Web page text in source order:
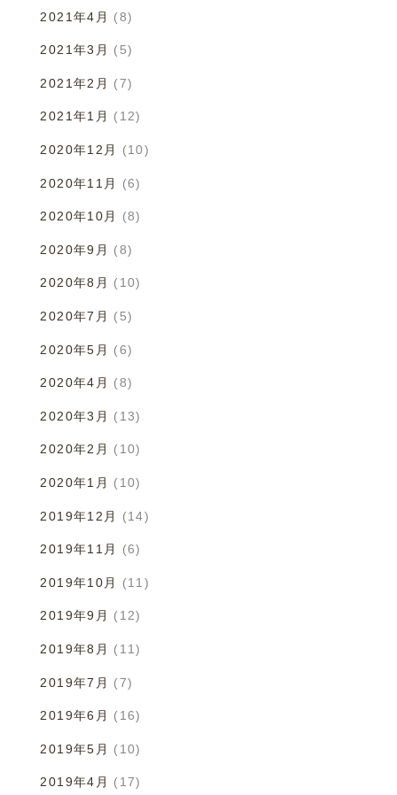
2021年4月 (8)
2021年3月 (5)
2021年2月 (7)
2021年1月 (12)
2020年12月 (10)
2020年11月 (6)
2020年10月 (8)
2020年9月 (8)
2020年8月 (10)
2020年7月 (5)
2020年5月 (6)
2020年4月 (8)
2020年3月 (13)
2020年2月 (10)
2020年1月 (10)
2019年12月 (14)
2019年11月 (6)
2019年10月 (11)
2019年9月 (12)
2019年8月 (11)
2019年7月 (7)
2019年6月 (16)
2019年5月 (10)
2019年4月 (17)